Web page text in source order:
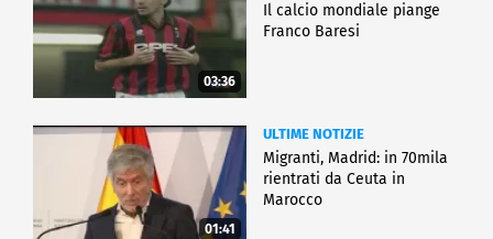
03:36
Il calcio mondiale piange
Franco Baresi
01:41
ULTIME NOTIZIE
Migranti, Madrid: in 70mila
rientrati da Ceuta in
Marocco